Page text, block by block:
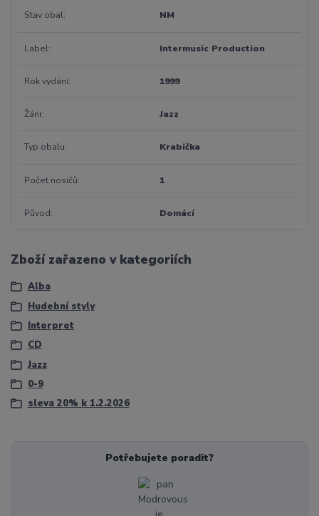
Stav obal NM
Label Intermusic Production
Rok vydání 1999
Žánr Jazz
Typ obalu Krabička
Počet nosičů 1
Původ Domácí
Zboží zařazeno v kategoriích
Alba
Hudební styly
Interpret
CD
Jazz
0-9
sleva 20% k 1.2.2026
Potřebujete poradit?